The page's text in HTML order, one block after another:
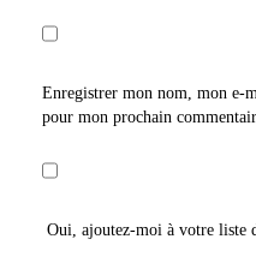
Enregistrer mon nom, mon e-
pour mon prochain
Oui, ajoutez-moi à votre liste